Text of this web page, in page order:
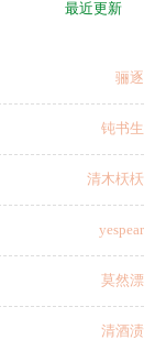
最近更新
骊逐
钝书生
清木枖枖
yespear
莫然漂
清酒渍